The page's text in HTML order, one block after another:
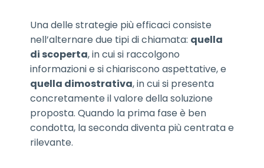
Una delle strategie più efficaci consiste
nell’alternare due tipi di chiamata: quella
di scoperta, in cui si raccolgono
informazioni e si chiariscono aspettative, e
quella dimostrativa, in cui si presenta
concretamente il valore della soluzione
proposta. Quando la prima fase è ben
condotta, la seconda diventa più centrata e
rilevante.